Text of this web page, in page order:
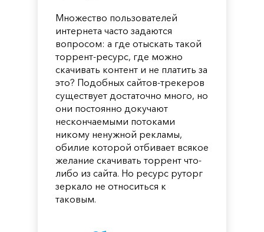
Множество пользователей
интернета часто задаются
вопросом: а где отыскать такой
торрент-ресурс, где можно
скачивать контент и не платить за
это? Подобных сайтов-трекеров
существует достаточно много, но
они постоянно докучают
нескончаемыми потоками
никому ненужной рекламы,
обилие которой отбивает всякое
желание скачивать торрент что-
либо из сайта. Но ресурс руторг
зеркало не относиться к
таковым.